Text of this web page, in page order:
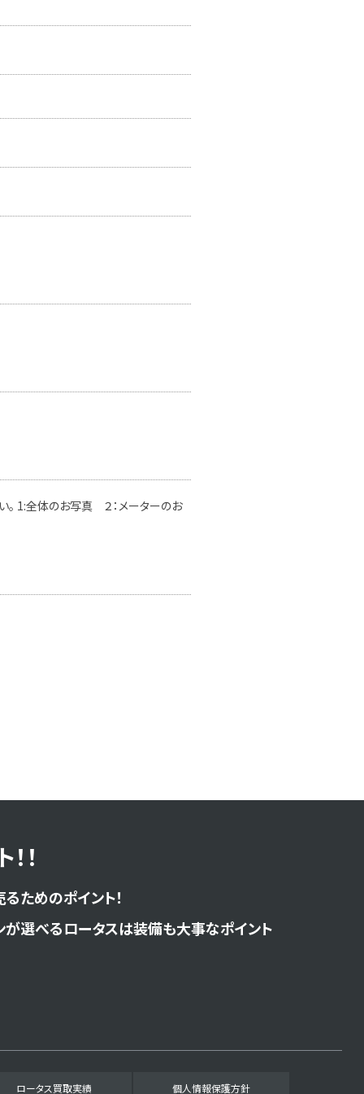
1:全体のお写真 ２：メーターのお
！
ためのポイント！
が選べるロータスは装備も大事なポイント
ロータス買取実績 個人情報保護方針